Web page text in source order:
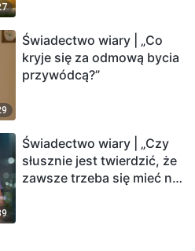
Świadectwo wiary | „Co
kryje się za odmową bycia
przywódcą?”
Świadectwo wiary | „Czy
słusznie jest twierdzić, że
zawsze trzeba się mieć na